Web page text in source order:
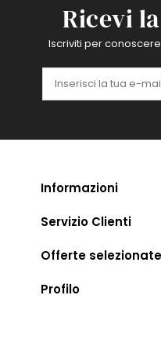
Ricevi
Iscriviti per
Informazioni
Servizio Clienti
Offerte selezionate
Profilo